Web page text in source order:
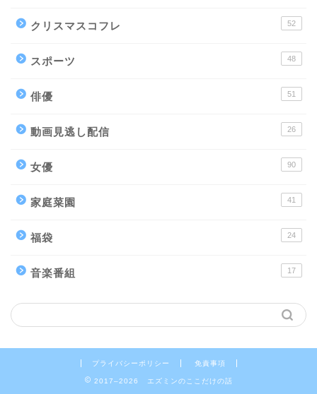
クリスマスコフレ 52
スポーツ 48
俳優 51
動画見逃し配信 26
女優 90
家庭菜園 41
福袋 24
音楽番組 17
プライバシーポリシー 免責事項
2017–2026 エズミンのここだけの話